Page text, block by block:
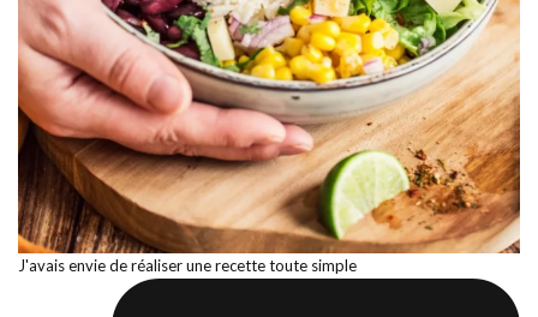
J'avais envie de réaliser une recette toute simple